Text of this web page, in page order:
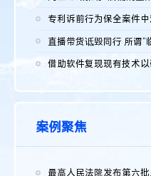
案例聚焦